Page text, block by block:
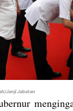
Janji Jabatan